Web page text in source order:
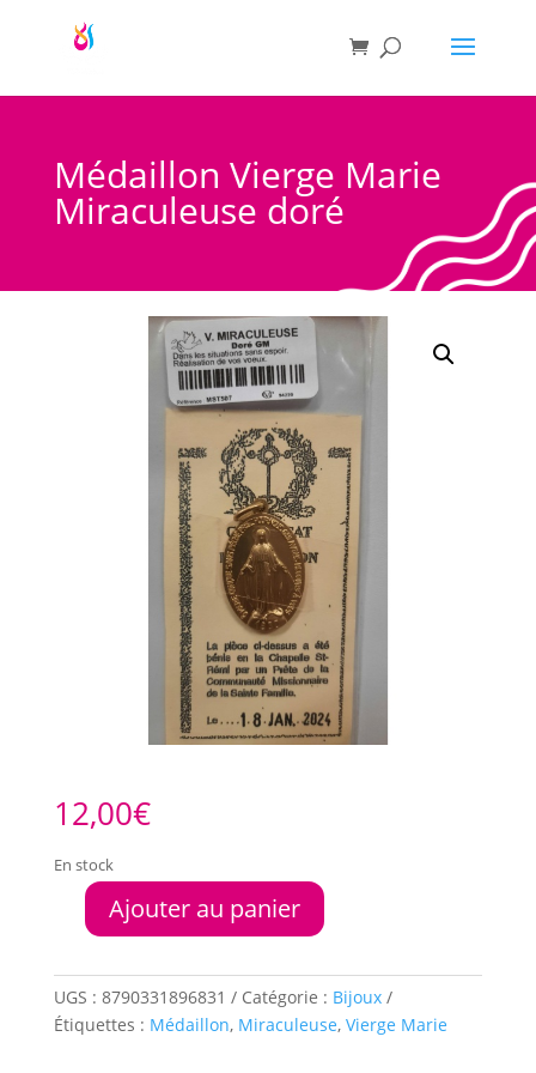
Médaillon Vierge Marie
Miraculeuse doré
12,00€
En stock
quantité
Médaillon
Vierge
Marie
Ajouter au panier
UGS : 8790331896831 Catégorie : Bijoux
Étiquettes : Médaillon, Miraculeuse, Vierge Marie